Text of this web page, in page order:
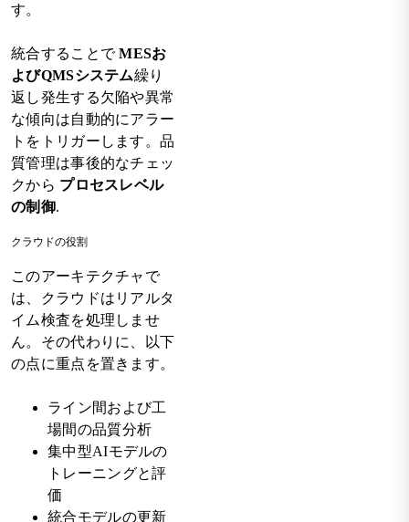
す。
統合することでMESお
よびQMSシステム繰り
返し発生する欠陥や異常
な傾向は自動的にアラー
トをトリガーします。品
質管理は事後的なチェッ
クから プロセスレベル
の制御.
クラウドの役割
このアーキテクチャで
は、クラウドはリアルタ
イム検査を処理しませ
ん。その代わりに、以下
の点に重点を置きます。
ライン間および工
場間の品質分析
集中型AIモデルの
トレーニングと評
価
統合モデルの更新